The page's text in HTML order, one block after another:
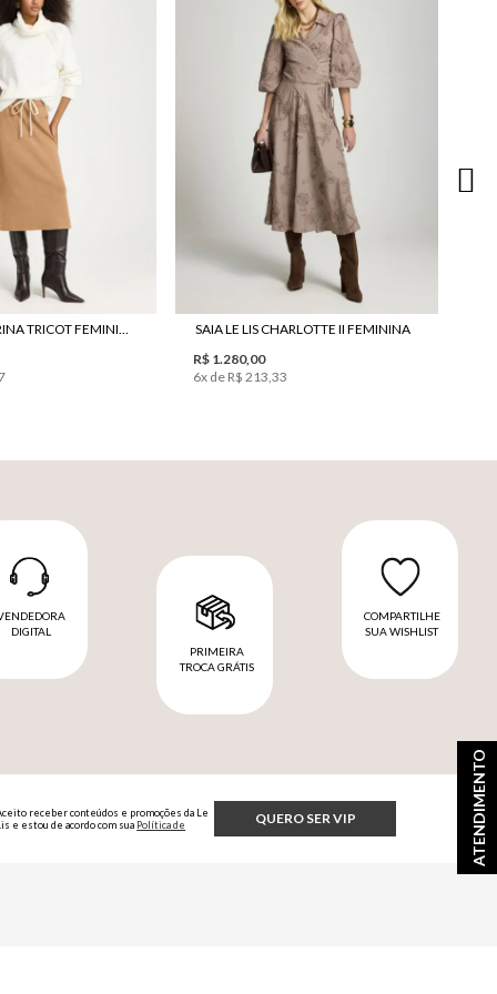
ATENDIMENTO
SAIA LE LIS KARINA TRICOT FEMININA
SAIA LE LIS CHARLOTTE II FEMININA
R$ 1.280,00
6x de R$ 213,33
DIGITAL
PRIMEIRA
TROCA GRÁTIS
COMPARTILHE
SUA WISHLIST
QUERO SER VIP
receber conteúdos e promoções da Le
e estou de acordo com sua Política de